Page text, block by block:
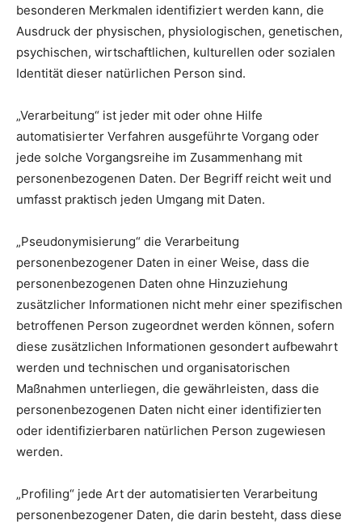
besonderen Merkmalen identifiziert werden kann, die
Ausdruck der physischen, physiologischen, genetischen,
psychischen, wirtschaftlichen, kulturellen oder sozialen
Identität dieser natürlichen Person sind.
„Verarbeitung“ ist jeder mit oder ohne Hilfe
automatisierter Verfahren ausgeführte Vorgang oder
jede solche Vorgangsreihe im Zusammenhang mit
personenbezogenen Daten. Der Begriff reicht weit und
umfasst praktisch jeden Umgang mit Daten.
„Pseudonymisierung“ die Verarbeitung
personenbezogener Daten in einer Weise, dass die
personenbezogenen Daten ohne Hinzuziehung
zusätzlicher Informationen nicht mehr einer spezifischen
betroffenen Person zugeordnet werden können, sofern
diese zusätzlichen Informationen gesondert aufbewahrt
werden und technischen und organisatorischen
Maßnahmen unterliegen, die gewährleisten, dass die
personenbezogenen Daten nicht einer identifizierten
oder identifizierbaren natürlichen Person zugewiesen
werden.
„Profiling“ jede Art der automatisierten Verarbeitung
personenbezogener Daten, die darin besteht, dass diese